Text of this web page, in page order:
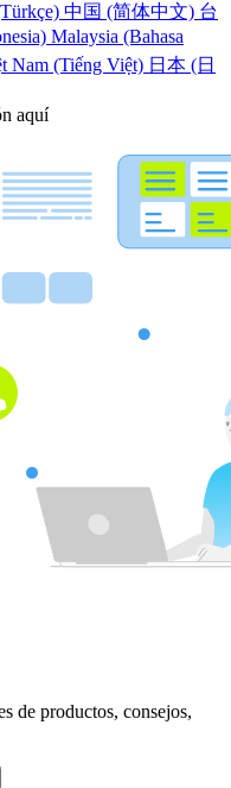
中国 (简体中文) 台
Malaysia (Bahasa
Nam (Tiếng Việt) 日本 (日
aquí
de productos, consejos,